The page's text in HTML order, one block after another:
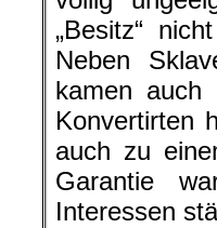
„Besitz“
Neben
kamen auch
Konvertirten
auch zu
Garantie
Interessen